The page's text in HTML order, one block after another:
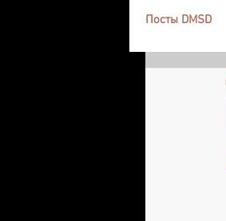
Посты DMSD